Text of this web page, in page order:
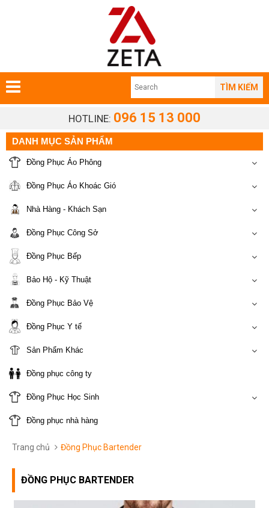
TÌM KIẾM
HOTLINE: 096 15 13 000
DANH MỤC SẢN PHẨM
Đồng Phục Áo Phông
Đồng Phục Áo Khoác Gió
Nhà Hàng - Khách Sạn
Đồng Phục Công Sở
Đồng Phục Bếp
Bảo Hộ - Kỹ Thuật
Đồng Phục Bảo Vệ
Đồng Phục Y tế
Sản Phẩm Khác
Đồng phục công ty
Đồng Phục Học Sinh
Đồng phục nhà hàng
Trang chủ Đồng Phục Bartender
ĐỒNG PHỤC BARTENDER